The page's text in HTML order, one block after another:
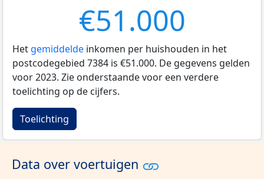
€51.000
Het gemiddelde inkomen per huishouden in het
postcodegebied 7384 is €51.000. De gegevens gelden
voor 2023. Zie onderstaande voor een verdere
toelichting op de cijfers.
Toelichting
Data over voertuigen